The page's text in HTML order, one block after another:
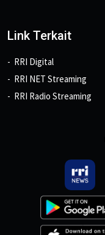
Link Terkait
RRI Digital
RRI NET Streaming
RRI Radio Streaming